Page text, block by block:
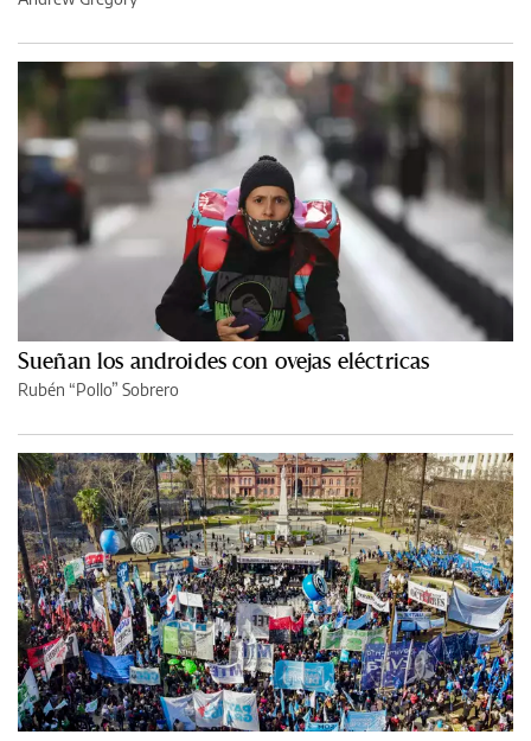
Sueñan los androides con ovejas eléctricas
Rubén “Pollo” Sobrero